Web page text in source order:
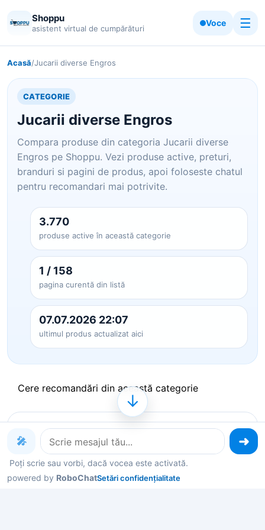
Shoppu
asistent virtual de cumpărături
Voce ☰
Acasă/Jucarii diverse Engros
CATEGORIE
Jucarii diverse Engros
Compara produse din categoria Jucarii diverse
Engros pe Shoppu. Vezi produse active, preturi,
branduri si pagini de produs, apoi foloseste chatul
pentru recomandari mai potrivite.
3.770
produse active în această categorie
1 / 158
pagina curentă din listă
07.07.2026 22:07
ultimul produs actualizat aici
Cere recomandări din această categorie
Produse pe care le poți explora
acum
Deschide un produs ca să vezi detalii, sau spune-
🎤
Poți scrie sau vorbi, dacă vocea este activată.
powered by RoboChatSetări confidențialitate
↓